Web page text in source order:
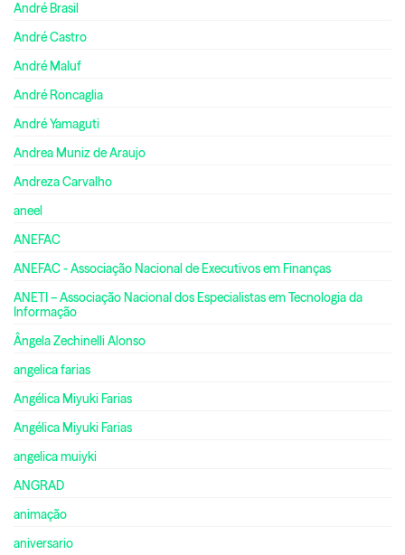
André Brasil
André Castro
André Maluf
André Roncaglia
André Yamaguti
Andrea Muniz de Araujo
Andreza Carvalho
aneel
ANEFAC
ANEFAC - Associação Nacional de Executivos em Finanças
ANETI – Associação Nacional dos Especialistas em Tecnologia da
Informação
Ângela Zechinelli Alonso
angelica farias
Angélica Miyuki Farias
Angélica Miyuki Farias
angelica muiyki
ANGRAD
animação
aniversario